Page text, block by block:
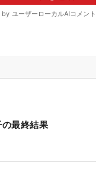
最終結果